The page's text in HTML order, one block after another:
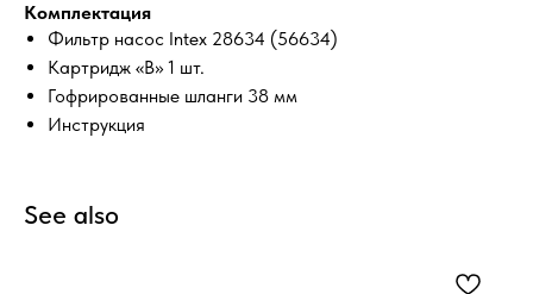
Комплектация
Фильтр насос Intex 28634 (56634)
Картридж «В» 1 шт.
Гофрированные шланги 38 мм
Инструкция
See also